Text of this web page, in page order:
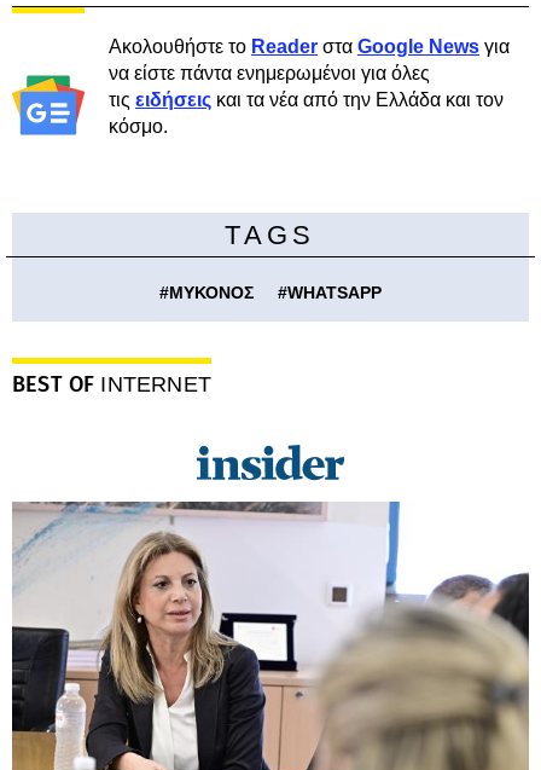
Ακολουθήστε το Reader στα Google News για
να είστε πάντα ενημερωμένοι για όλες
τις ειδήσεις και τα νέα από την Ελλάδα και τον
κόσμο.
TAGS
#ΜΥΚΟΝΟΣ #WHATSAPP
BEST OF INTERNET